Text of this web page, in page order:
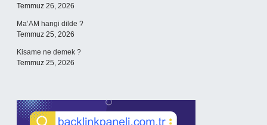
Temmuz 26, 2026
Ma’AM hangi dilde ?
Temmuz 25, 2026
Kisame ne demek ?
Temmuz 25, 2026